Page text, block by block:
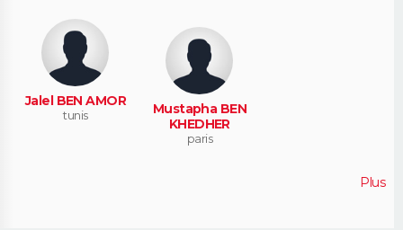
Jalel BEN AMOR
tunis
Mustapha BEN
KHEDHER
paris
Plus